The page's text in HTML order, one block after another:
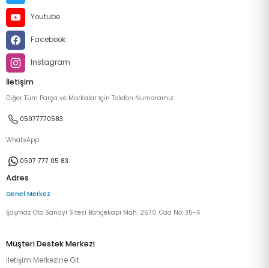
Youtube
Facebook
Instagram
İletişim
Diğer Tüm Parça ve Markalar İçin Telefon Numaramız:
05077770583
WhatsApp
0507 777 05 83
Adres
Genel Merkez
Şaşmaz Oto Sanayi Sitesi Bahçekapı Mah. 2570. Cad No: 35-A
Müşteri Destek Merkezi
İletişim Merkezine Git